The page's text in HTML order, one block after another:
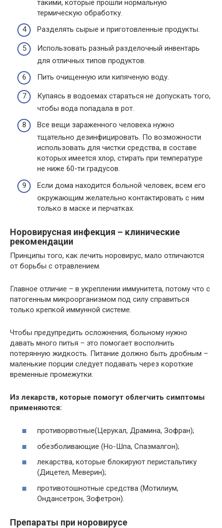
такими, которые прошли нормальную
термическую обработку.
Разделять сырые и приготовленные продукты.
Использовать разный разделочный инвентарь
для отличных типов продуктов.
Пить очищенную или кипяченую воду.
Купаясь в водоемах стараться не допускать того,
чтобы вода попадала в рот.
Все вещи зараженного человека нужно
тщательно дезинфицировать. По возможности
использовать для чистки средства, в составе
которых имеется хлор, стирать при температуре
не ниже 60-ти градусов.
Если дома находится больной человек, всем его
окружающим желательно контактировать с ним
только в маске и перчатках.
Норовирусная инфекция – клинические
рекомендации
Принципы того, как лечить норовирус, мало отличаются
от борьбы с отравлением.
Главное отличие – в укреплении иммунитета, потому что с
патогенным микроорганизмом под силу справиться
только крепкой иммунной системе.
Чтобы предупредить осложнения, больному нужно
давать много питья – это помогает восполнить
потерянную жидкость. Питание должно быть дробным –
маленькие порции следует подавать через короткие
временные промежутки.
Из лекарств, которые помогут облегчить симптомы
применяются:
противорвотные(Церукал, Драмина, Зофран);
обезболивающие (Но-Шпа, Спазмалгон);
лекарства, которые блокируют перистальтику
(Дицетел, Меверин);
противотошнотные средства (Мотилиум,
Ондансетрон, Зофетрон).
Препараты при норовирусе